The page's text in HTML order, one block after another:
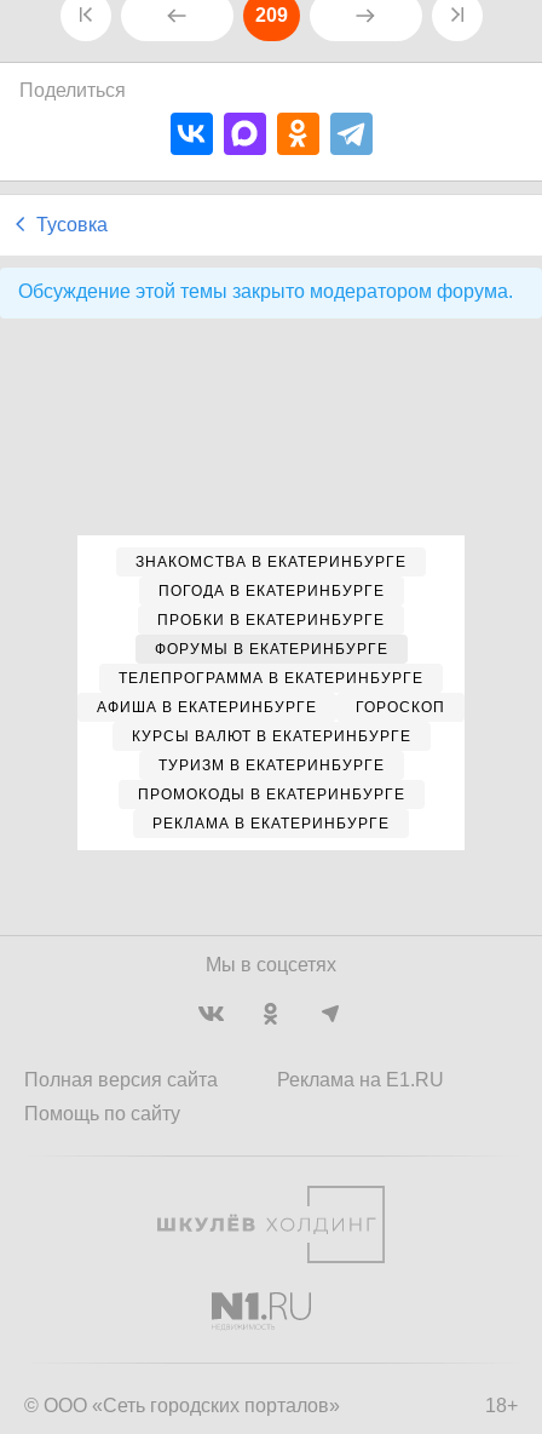
209
Поделиться
Тусовка
Обсуждение этой темы закрыто модератором форума.
ЗНАКОМСТВА В ЕКАТЕРИНБУРГЕ
ПОГОДА В ЕКАТЕРИНБУРГЕ
ПРОБКИ В ЕКАТЕРИНБУРГЕ
ФОРУМЫ В ЕКАТЕРИНБУРГЕ
ТЕЛЕПРОГРАММА В ЕКАТЕРИНБУРГЕ
АФИША В ЕКАТЕРИНБУРГЕ
ГОРОСКОП
КУРСЫ ВАЛЮТ В ЕКАТЕРИНБУРГЕ
ТУРИЗМ В ЕКАТЕРИНБУРГЕ
ПРОМОКОДЫ В ЕКАТЕРИНБУРГЕ
РЕКЛАМА В ЕКАТЕРИНБУРГЕ
Мы в соцсетях
Полная версия сайта
Помощь по сайту
Реклама на E1.RU
18+
© ООО «Сеть городских порталов»